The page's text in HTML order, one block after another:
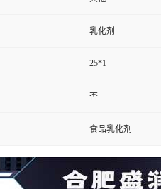
乳化剂
25*1
否
食品乳化剂